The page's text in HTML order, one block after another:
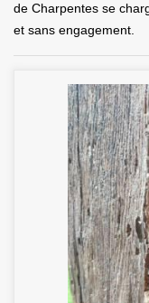
de Charpentes se
et sans engagement.